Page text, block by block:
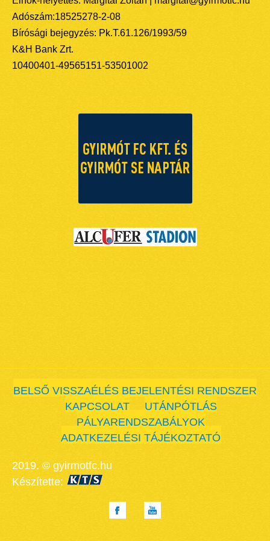
Adószám:18525278-2-08
Bírósági bejegyzés: Pk.T.61.126/1993/59
K&H Bank Zrt.
10400401-49565151-53501002
BELSŐ VISSZAÉLÉS BEJELENTÉSI RENDSZER
KAPCSOLAT
UTÁNPÓTLÁS
PÁLYARENDSZABÁLYOK
ADATKEZELÉSI TÁJÉKOZTATÓ
2019. © gyirmotfc.hu
Készítette: